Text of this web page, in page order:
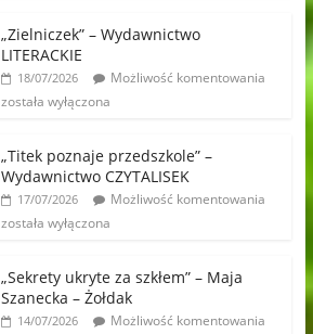
„Zielniczek” – Wydawnictwo
LITERACKIE
18/07/2026
Możliwość komentowania
została wyłączona
„Titek poznaje przedszkole” –
Wydawnictwo CZYTALISEK
17/07/2026
Możliwość komentowania
została wyłączona
„Sekrety ukryte za szkłem” – Maja
Szanecka – Żołdak
14/07/2026
Możliwość komentowania